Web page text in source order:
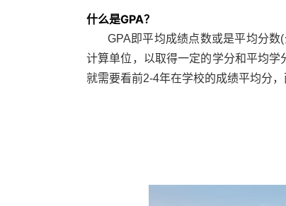
什么是GPA？
GPA即平均成绩点数或是平均分
计算单位，以取得一定的学分和平均
就需要看前2-4年在学校的成绩平均分